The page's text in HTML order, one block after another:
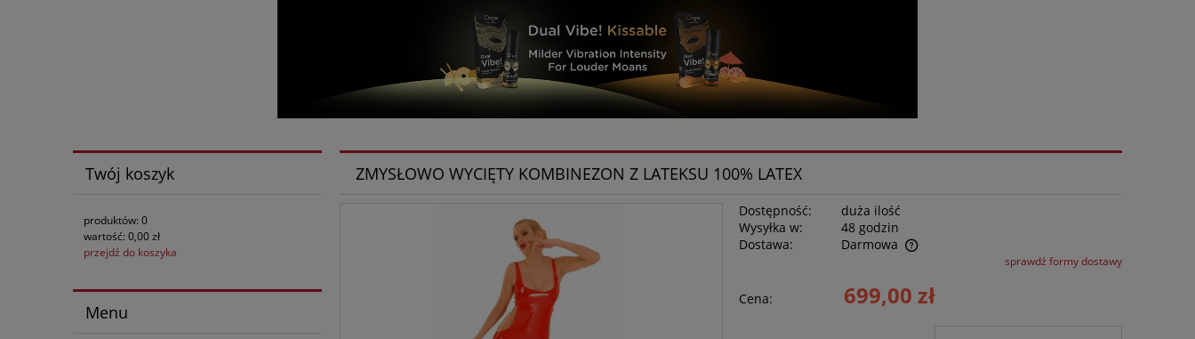
Twój koszyk
produktów: 0
wartość: 0,00 zł
przejdź do koszyka
Menu
ZMYSŁOWO WYCIĘTY KOMBINEZON Z LATEKSU 100% LATEX
Dostępność:
duża ilość
Wysyłka w:
48 godzin
Dostawa:
Darmowa
sprawdź formy dostawy
Cena: 699,00 zł